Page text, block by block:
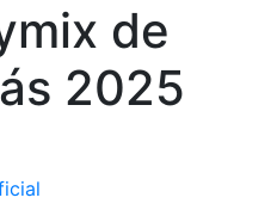
de
2025